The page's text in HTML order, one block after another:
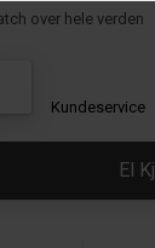
over hele verden
Kundeservice
El